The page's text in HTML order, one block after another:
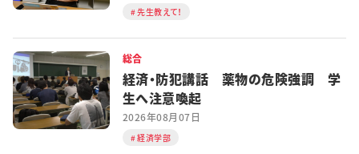
先生教えて！
総合
経済・防犯講話 薬物の危険強調 学
生へ注意喚起
2026年08月07日
経済学部